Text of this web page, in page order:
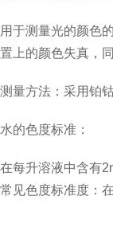
用于测量光的颜色
置上的颜色失真，
测量方法：采用铂
水的色度标准：
在每升溶液中含有
常见色度标准度：